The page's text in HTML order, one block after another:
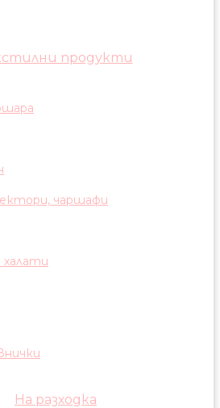
продукти
чаршафи
халати
На разходка